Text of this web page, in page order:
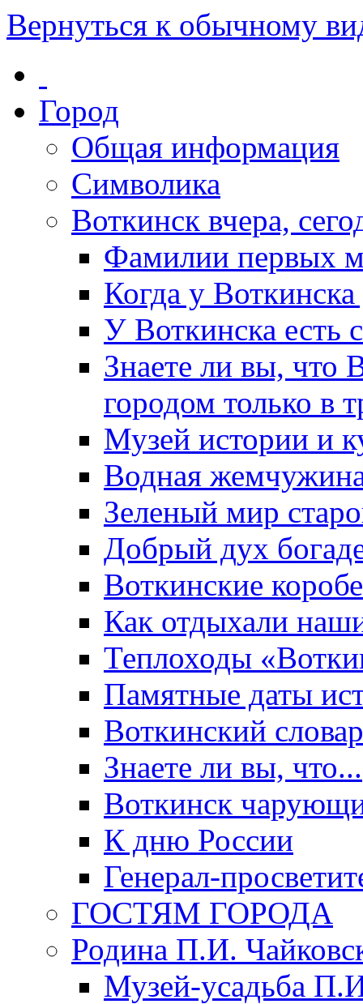
Вернуться к обычному
Город
Общая информация
Символика
Воткинск вчера,
Фамилии первых
Когда у
У Воткинска есть
Знаете ли вы, что
городом только в
Музей истории и
Водная
Зеленый мир
Добрый дух
Воткинские
Как отдыхали
Теплоходы
Памятные даты
Воткинский
Знаете ли вы, что...
Воткинск
К дню России
Генерал-
ГОСТЯМ ГОРОДА
Родина П.И.
Музей-усадьба